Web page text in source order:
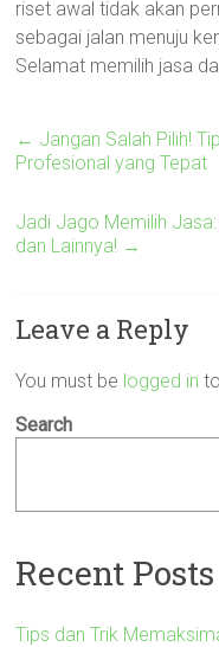
riset awal tidak akan
sebagai jalan menuju
Selamat memilih jasa
← Jangan Salah Pilih!
Profesional yang Tepat
Jadi Jago Memilih Jasa:
dan Lainnya! →
Leave a Reply
You must be logged in
Search
Recent Posts
Tips dan Trik